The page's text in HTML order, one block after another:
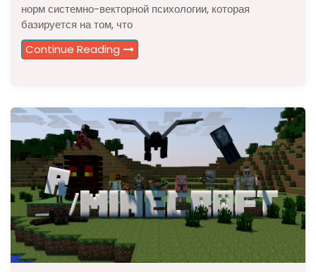
норм системно-векторной психологии, которая
базируется на том, что
Continue Reading